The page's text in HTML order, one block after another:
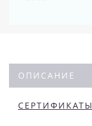
ОПИСАНИЕ
СЕРТИФИКАТЫ